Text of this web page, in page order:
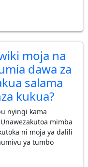
moja na
dawa za
salama
kukua?
nyingi kama
mimba
ni moja ya dalili
ya tumbo